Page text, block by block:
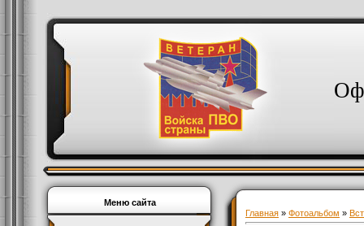
Меню сайта
Главная » Фотоальбом »